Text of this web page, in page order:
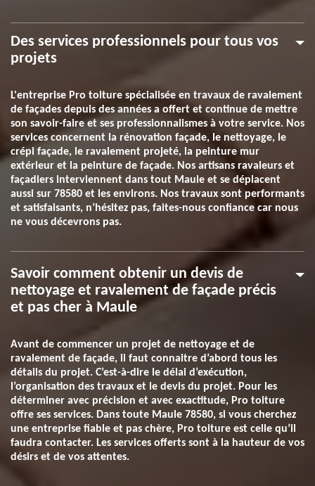
Des services professionnels pour tous vos
projets
L'entreprise Pro toiture spécialisée en travaux de ravalement
de façades depuis des années a offert et continue de mettre
son savoir-faire et ses professionnalismes à votre service. Nos
services concernent la rénovation façade, le nettoyage, le
crépi façade, le ravalement projeté, la peinture mur
extérieur et la peinture de façade. Nos artisans ravaleurs et
façadiers interviennent dans tout Maule et se déplacent
aussi sur 78580 et les environs. Nos travaux sont performants
et satisfaisants, n’hésitez pas, faites-nous confiance car nous
ne vous décevrons pas.
Savoir comment obtenir un devis de
nettoyage et ravalement de façade précis
et pas cher à Maule
Avant de commencer un projet de nettoyage et de
ravalement de façade, il faut connaitre d’abord tous les
détails du projet. C’est-à-dire le délai d’exécution,
l’organisation des travaux et le devis du projet. Pour les
déterminer avec précision et avec exactitude, Pro toiture
offre ses services. Dans toute Maule 78580, si vous cherchez
une entreprise fiable et pas chère, Pro toiture est celle qu’il
faudra contacter. Les services offerts sont à la hauteur de vos
désirs et de vos attentes.